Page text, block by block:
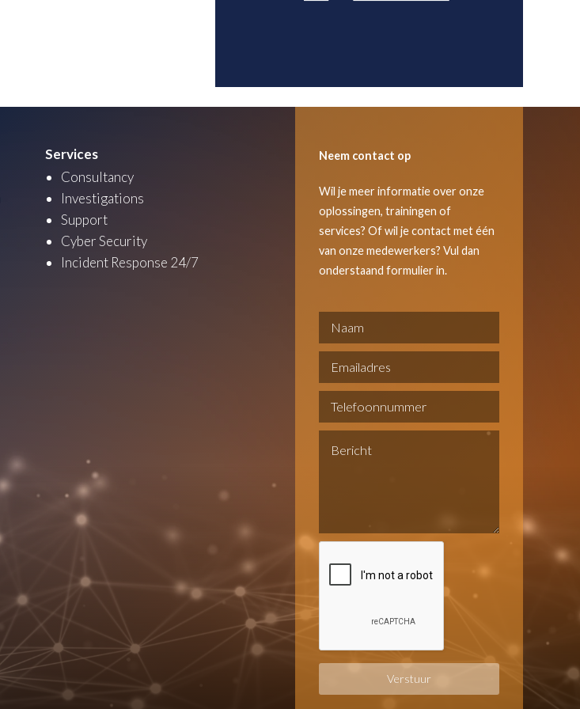
Services
Consultancy
Investigations
Support
Cyber Security
Incident Response 24/7
Neem contact op
Wil je meer informatie over onze
oplossingen, trainingen of
services? Of wil je contact met één
van onze medewerkers? Vul dan
onderstaand formulier in.